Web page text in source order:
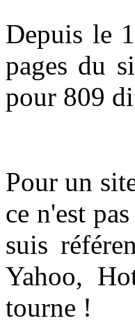
Depuis le
pages du
pour 809
Pour un
ce n'est
suis
Yahoo,
tourne !